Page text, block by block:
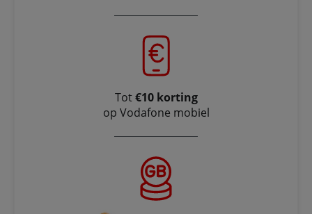
Tot€10 korting
op Vodafone mobiel